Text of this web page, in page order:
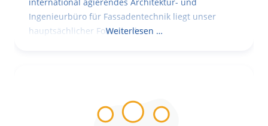
international agierendes Architektur- und
Ingenieurbüro für Fassadentechnik liegt unser
hauptsächlicher Fokus in der
Weiterlesen …